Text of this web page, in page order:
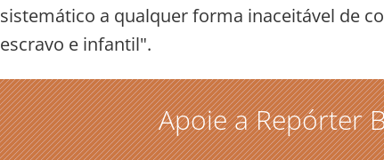
sistemático a qualquer forma inaceitável de
escravo e infantil".
Apoie a Repórter